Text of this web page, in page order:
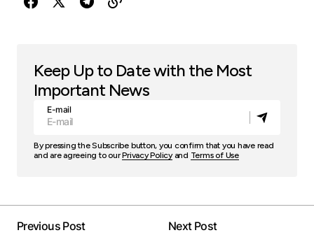
Keep Up to Date with the Most
Important News
E-mail
By pressing the Subscribe button, you confirm that you have read
and are agreeing to ourPrivacy Policyand Terms of Use
Previous Post
Next Post